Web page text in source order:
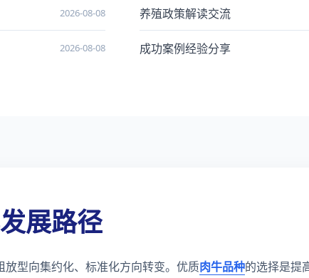
2026-08-08
2026-08-08
养殖政策解读交流
成功案例经验分享
展路径
型向集约化、标准化方向转变。优质肉牛品种的选择是提